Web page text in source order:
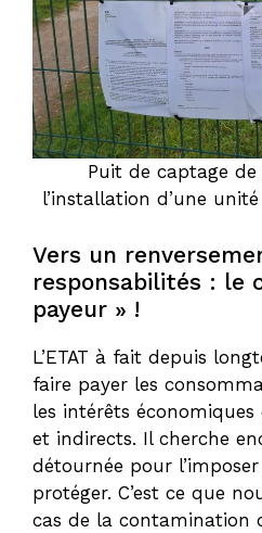
Puit de captage de
l’installation d’une
Vers un
responsabilités : le
payeur » !
L’ETAT à fait depuis
faire payer les
les intérêts
et indirects. Il cherche
détournée pour
protéger. C’est ce que
cas de la contamination